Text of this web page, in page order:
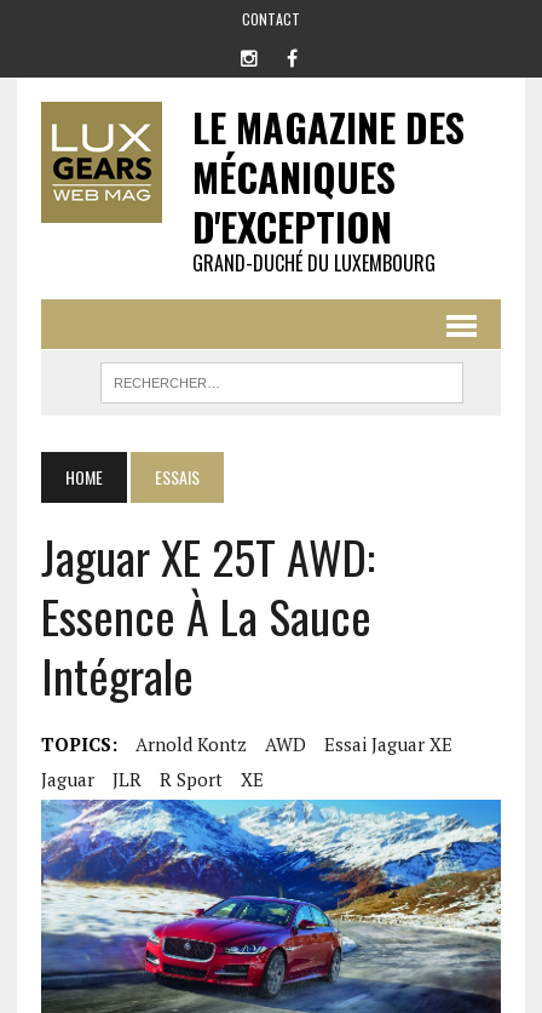
CONTACT
LE MAGAZINE DES
MÉCANIQUES
D'EXCEPTION
GRAND-DUCHÉ DU LUXEMBOURG
HOME ESSAIS
Jaguar XE 25T AWD:
Essence À La Sauce
Intégrale
TOPICS: Arnold Kontz AWD
Essai Jaguar XE
Jaguar
JLR R Sport XE